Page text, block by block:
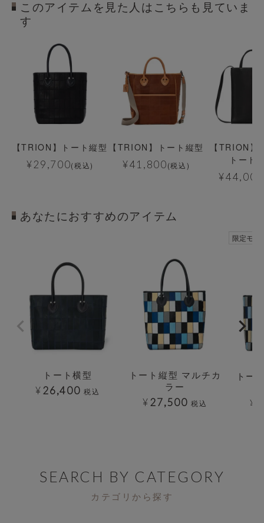
このアイテムを見た人はこちらも見ていま
す
【TRION】トート縦型
¥29,700(税込)
【TRION】トート縦型
¥41,800(税込)
【TRION
トート
¥44,000
あなたにおすすめのアイテム
トート横型
¥ 26,400 税込
トート縦型 マルチカ
ラー
¥ 27,500 税込
限定モデ
トー
¥
SEARCH BY CATEGORY
カテゴリから探す